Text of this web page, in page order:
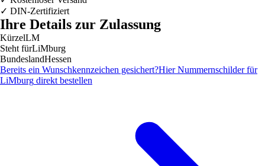
✓ DIN-Zertifiziert
Ihre Details zur Zulassung
KürzelLM
Steht fürLiMburg
BundeslandHessen
Bereits ein Wunschkennzeichen gesichert?Hier Nummernschilder für
LiMburg direkt bestellen